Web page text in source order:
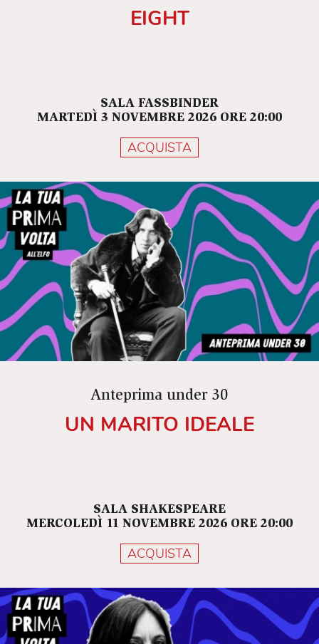
EIGHT
SALA FASSBINDER
MARTEDÌ 3 NOVEMBRE 2026 ORE 20:00
ACQUISTA
Anteprima under 30
UN MARITO IDEALE
SALA SHAKESPEARE
MERCOLEDÌ 11 NOVEMBRE 2026 ORE 20:00
ACQUISTA